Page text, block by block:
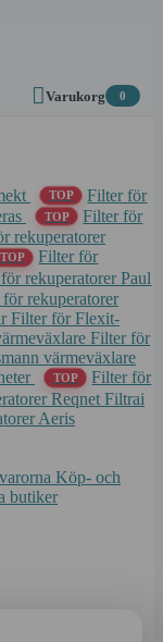
Varukorg 0
TOP
Filter för
TOP
Filter för
rekuperatorer
TOP
Filter för
rekuperatorer Paul
rekuperatorer
Filter för Flexit-
Filter för
värmeväxlare
TOP
Filter för
Reqnet Filtrai
Aeris
Köp- och
butiker